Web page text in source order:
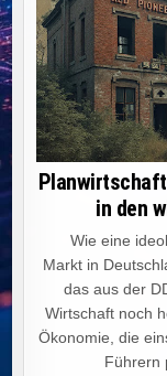
Planwirtschaft
in den
Wie eine
Markt in
das aus der
Wirtschaft noch
Ökonomie, die
Führern